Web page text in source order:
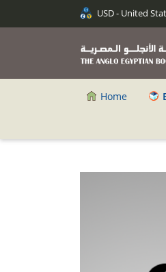
USD - United
Home